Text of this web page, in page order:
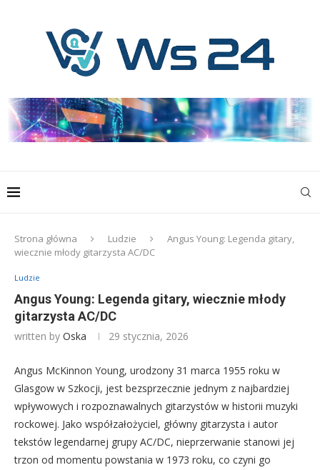
Strona główna Ludzie
Angus Young: Legenda gitary,
wiecznie młody gitarzysta AC/DC
Ludzie
Angus Young: Legenda gitary, wiecznie młody
gitarzysta AC/DC
written by Oska 29 stycznia, 2026
Angus McKinnon Young, urodzony 31 marca 1955 roku w
Glasgow w Szkocji, jest bezsprzecznie jednym z najbardziej
wpływowych i rozpoznawalnych gitarzystów w historii muzyki
rockowej. Jako współzałożyciel, główny gitarzysta i autor
tekstów legendarnej grupy AC/DC, nieprzerwanie stanowi jej
trzon od momentu powstania w 1973 roku, co czyni go